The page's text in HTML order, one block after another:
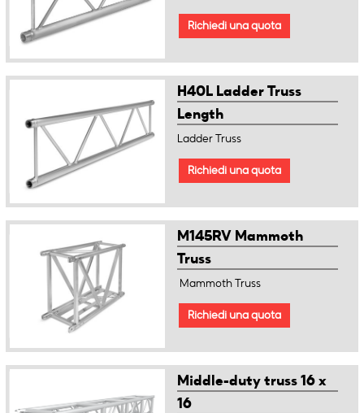
Richiedi una quota
H40L Ladder Truss
Length
Ladder Truss
Richiedi una quota
M145RV Mammoth
Truss
Mammoth Truss
Richiedi una quota
Middle-duty truss 16 x
16